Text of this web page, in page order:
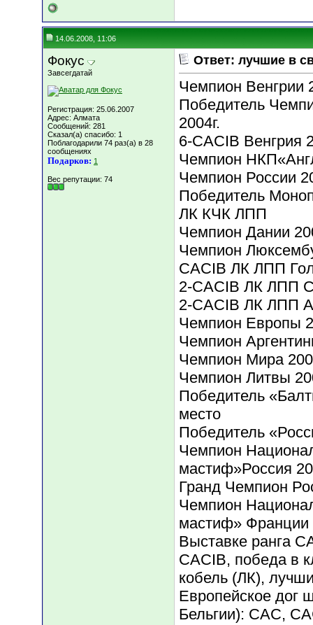
14.06.2008, 11:06
Фокус
Завсегдатай
Регистрация: 25.06.2007
Адрес: Алмата
Сообщений: 281
Сказал(а) спасибо: 1
Поблагодарили 74 раз(а) в 28
сообщениях
Подарков: 1
Вес репутации: 74
Ответ: лучшие в
Чемпион Венгрии
Победитель
2004г.
6-CACIB Венгрия
Чемпион
Чемпион России
Победитель
ЛК КЧК ЛПП
Чемпион Дании
Чемпион
CACIB ЛК ЛПП
2-CACIB ЛК ЛПП
2-CACIB ЛК ЛПП
Чемпион Европы
Чемпион
Чемпион Мира
Чемпион Литвы
Победитель
место
Победитель
Чемпион
мастиф»Россия
Гранд Чемпион
Чемпион
мастиф»
Выставке ранга
CACIB, победа в
кобель (ЛК),
Европейское дог
Бельгии): CAC,